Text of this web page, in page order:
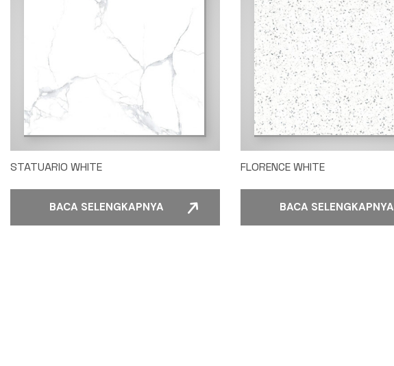
STATUARIO WHITE
BACA SELENGKAPNYA
FLORENCE WHITE
BACA SELENGKAPNYA